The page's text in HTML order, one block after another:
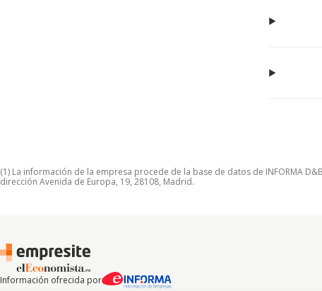
(1) La información de la empresa procede de la base de datos de INFORMA
dirección Avenida de Europa, 19, 28108, Madrid.
Información ofrecida por